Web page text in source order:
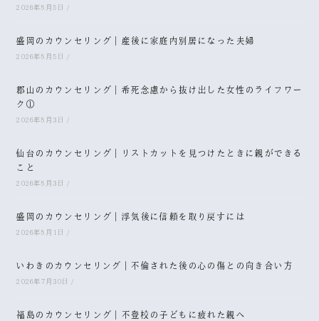
2026年8月5日 /
盛岡のカウンセリング｜産後に家庭内別居になった夫婦
2026年8月5日 /
郡山のカウンセリング｜希死念慮から抜け出した女性のライフワー
ク①
2026年8月3日 /
仙台のカウンセリング｜リストカットを見つけたときに親ができる
こと
2026年8月3日 /
盛岡のカウンセリング｜浮気後に信頼を取り戻すには
2026年8月1日 /
いわきのカウンセリング｜不倫された後の心の傷との向き合い方
2026年7月30日 /
福島のカウンセリング｜不登校の子どもに疲れた親へ